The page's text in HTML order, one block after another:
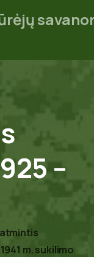
–
m. sukilimo